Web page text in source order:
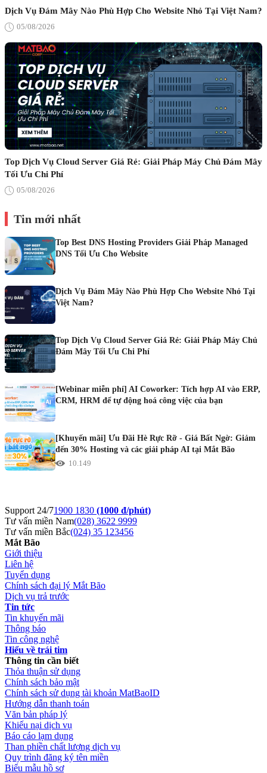
Dịch Vụ Đám Mây Nào Phù Hợp Cho Website Nhỏ Tại Việt Nam?
05/08/2026
Top Dịch Vụ Cloud Server Giá Rẻ: Giải Pháp Máy Chủ Đám Mây
Tối Ưu Chi Phí
05/08/2026
Tin mới nhất
Top Best DNS Hosting Providers Giải Pháp Managed
DNS Tối Ưu Cho Website
Dịch Vụ Đám Mây Nào Phù Hợp Cho Website Nhỏ Tại
Việt Nam?
Top Dịch Vụ Cloud Server Giá Rẻ: Giải Pháp Máy Chủ
Đám Mây Tối Ưu Chi Phí
[Webinar miễn phí] AI Coworker: Tích hợp AI vào ERP,
CRM, HRM để tự động hoá công việc của bạn
[Khuyến mãi] Ưu Đãi Hè Rực Rỡ - Giá Bất Ngờ: Giảm
đến 30% Hosting và các giải pháp AI tại Mắt Bão
10.149
Support 24/71900 1830 (1000 đ/phút)
Tư vấn miền Nam(028) 3622 9999
Tư vấn miền Bắc(024) 35 123456
Mắt Bão
Giới thiệu
Liên hệ
Tuyển dụng
Chính sách đại lý Mắt Bão
Dịch vụ trả trước
Tin tức
Tin khuyến mãi
Thông báo
Tin công nghệ
Hiểu về trái tim
Thông tin cần biết
Thỏa thuận sử dụng
Chính sách bảo mật
Chính sách sử dụng tài khoản MatBaoID
Hướng dẫn thanh toán
Văn bản pháp lý
Khiếu nại dịch vụ
Báo cáo lạm dụng
Than phiền chất lượng dịch vụ
Quy trình đăng ký tên miền
Biểu mẫu hồ sơ